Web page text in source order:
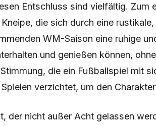
Entschluss sind vielfältig. Zum
die sich durch eine
WM-Saison eine ruhige
und genießen können,
die ein Fußballspiel mit
verzichtet, um den
der nicht außer Acht gelassen